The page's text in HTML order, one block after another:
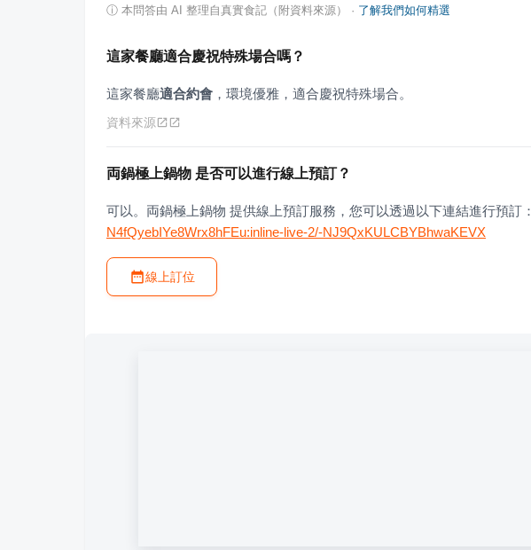
ⓘ 本問答由 AI 整理自真實食記（附資料來源） · 了解我們如何精選
這家餐廳適合慶祝特殊場合嗎？
這家餐廳適合約會 ，環境優雅，適合慶祝特殊場合。
資料來源
両鍋極上鍋物 是否可以進行線上預訂？
可以。両鍋極上鍋物 提供線上預訂服務，您可以透過以下連結進行預訂：
N4fQyebIYe8Wrx8hFEu:inline-live-2/-NJ9QxKULCBYBhwaKEVX
線上訂位